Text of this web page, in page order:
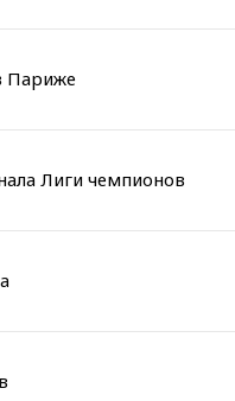
Париже
Лиги чемпионов